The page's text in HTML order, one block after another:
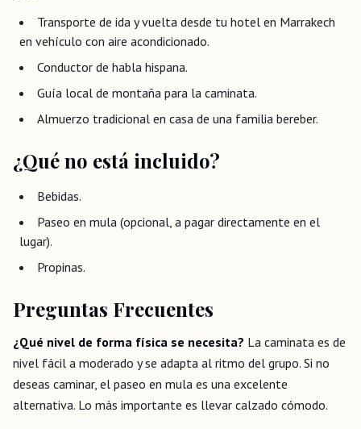
Transporte de ida y vuelta desde tu hotel en Marrakech
en vehículo con aire acondicionado.
Conductor de habla hispana.
Guía local de montaña para la caminata.
Almuerzo tradicional en casa de una familia bereber.
¿Qué no está incluido?
Bebidas.
Paseo en mula (opcional, a pagar directamente en el
lugar).
Propinas.
Preguntas Frecuentes
¿Qué nivel de forma física se necesita? La caminata es de
nivel fácil a moderado y se adapta al ritmo del grupo. Si no
deseas caminar, el paseo en mula es una excelente
alternativa. Lo más importante es llevar calzado cómodo.